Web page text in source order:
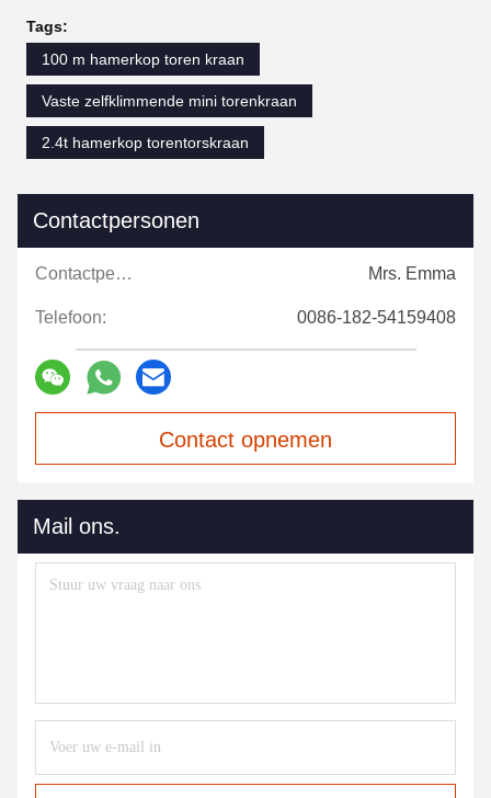
Tags:
100 m hamerkop toren kraan
Vaste zelfklimmende mini torenkraan
2.4t hamerkop torentorskraan
Contactpersonen
Contactpersonen: Mrs. Emma
Telefoon: 0086-182-54159408
Contact opnemen
Mail ons.